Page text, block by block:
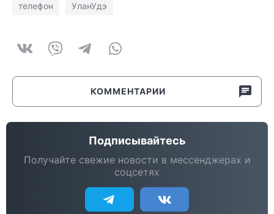
телефон УланУдэ
КОММЕНТАРИИ
Подписывайтесь
Получайте свежие новости в мессенджерах и
соцсетях